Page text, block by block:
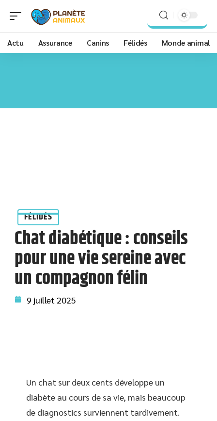
Actu Assurance Canins Félidés Monde animal
FÉLIDÉS
Chat diabétique : conseils
pour une vie sereine avec
un compagnon félin
9 juillet 2025
Un chat sur deux cents développe un
diabète au cours de sa vie, mais beaucoup
de diagnostics surviennent tardivement.